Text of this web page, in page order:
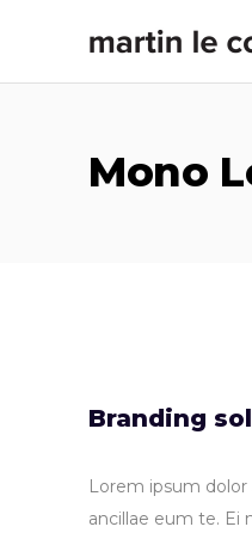
Mono
Branding
Lorem ipsum
ancillae eum te. Ei